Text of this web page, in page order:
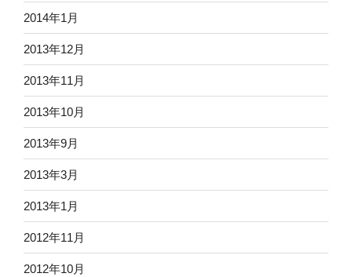
2014年1月
2013年12月
2013年11月
2013年10月
2013年9月
2013年3月
2013年1月
2012年11月
2012年10月